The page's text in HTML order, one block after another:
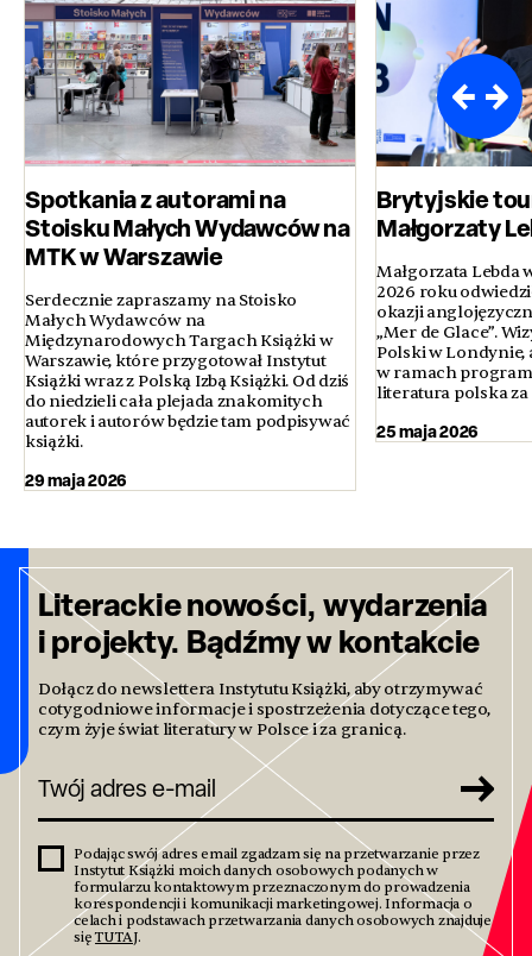
Spotkania z autorami na
Stoisku Małych Wydawców na
MTK w Warszawie
Serdecznie zapraszamy na Stoisko
Małych Wydawców na
Międzynarodowych Targach Książki w
Warszawie, które przygotował Instytut
Książki wraz z Polską Izbą Książki. Od dziś
do niedzieli cała plejada znakomitych
autorek i autorów będzie tam podpisywać
książki.
29 maja 2026
Brytyjskie
Małgorzaty
Małgorzata Lebda
2026 roku
okazji
„Mer de Glace”.
Polski w Londynie,
w ramach
literatura polska
25 maja 2026
Literackie nowości, wydarzenia
i projekty. Bądźmy w kontakcie
Dołącz do newslettera Instytutu Książki, aby otrzymywać
cotygodniowe informacje i spostrzeżenia dotyczące tego,
czym żyje świat literatury w Polsce i za granicą.
Podając swój adres email zgadzam się na przetwarzanie przez
Instytut Książki moich danych osobowych podanych w
formularzu kontaktowym przeznaczonym do prowadzenia
korespondencji i komunikacji marketingowej. Informacja o
celach i podstawach przetwarzania danych osobowych znajduje
sięTUTAJ.